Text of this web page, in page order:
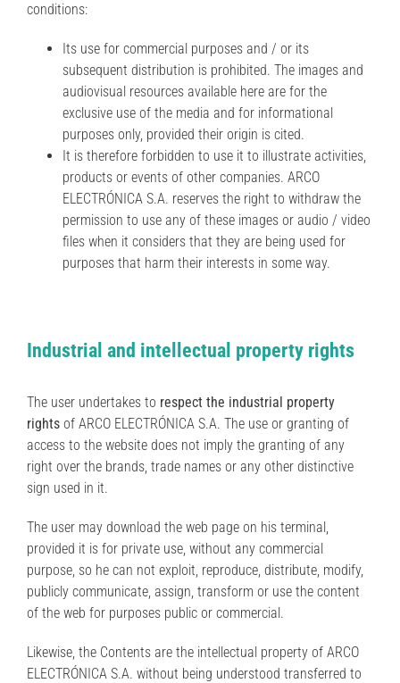
conditions:
Its use for commercial purposes and / or its
subsequent distribution is prohibited. The images and
audiovisual resources available here are for the
exclusive use of the media and for informational
purposes only, provided their origin is cited.
It is therefore forbidden to use it to illustrate activities,
products or events of other companies. ARCO
ELECTRÓNICA S.A. reserves the right to withdraw the
permission to use any of these images or audio / video
files when it considers that they are being used for
purposes that harm their interests in some way.
Industrial and intellectual property rights
The user undertakes to respect the industrial property
rights of ARCO ELECTRÓNICA S.A. The use or granting of
access to the website does not imply the granting of any
right over the brands, trade names or any other distinctive
sign used in it.
The user may download the web page on his terminal,
provided it is for private use, without any commercial
purpose, so he can not exploit, reproduce, distribute, modify,
publicly communicate, assign, transform or use the content
of the web for purposes public or commercial.
Likewise, the Contents are the intellectual property of ARCO
ELECTRÓNICA S.A. without being understood transferred to